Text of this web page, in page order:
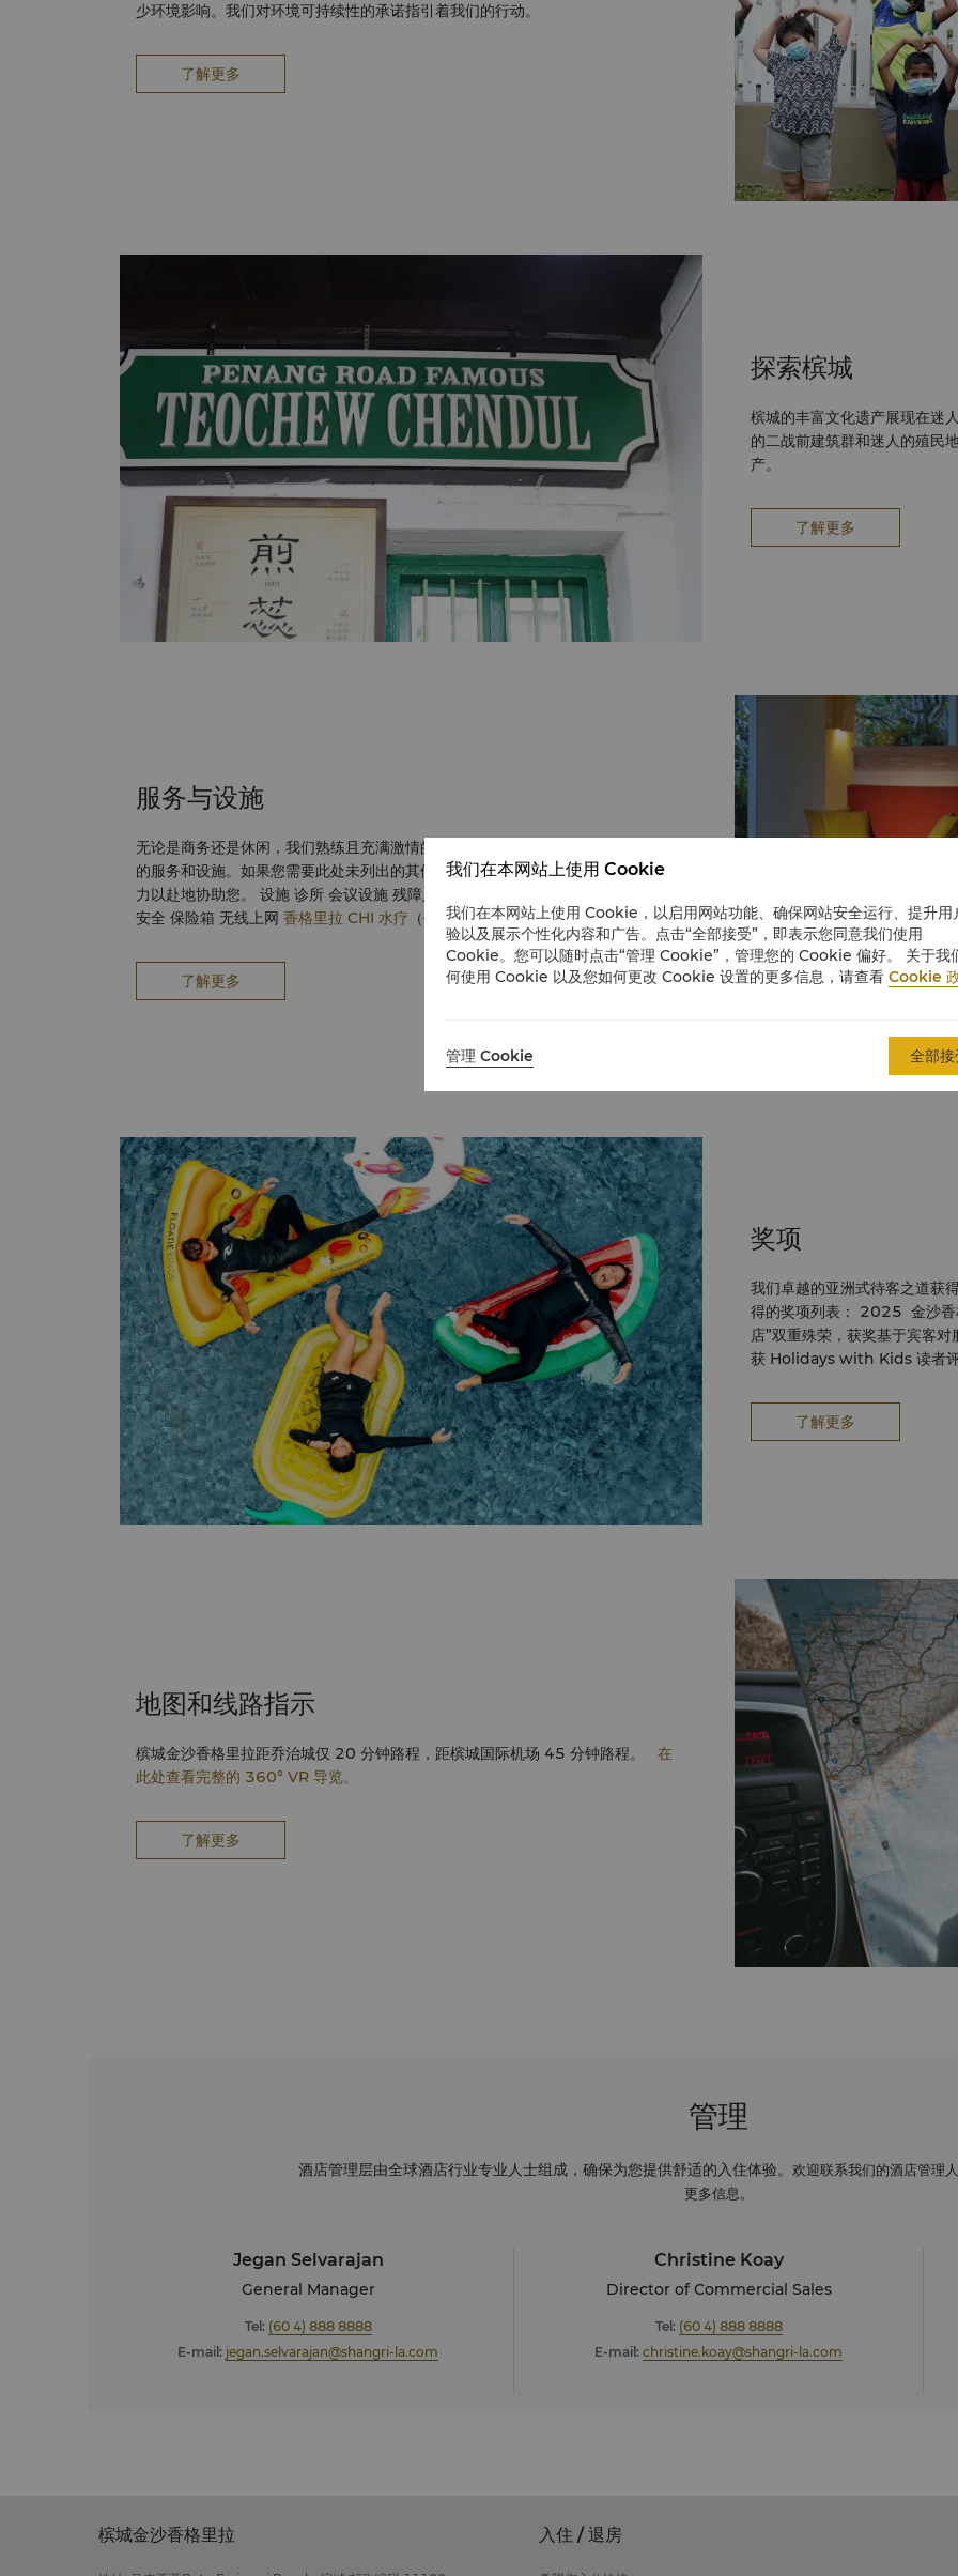
少环境影响。我们对环境可持续性的承诺指引着我们的行动。
了解更多
探索槟城
槟城的丰富文化遗产展现在迷
的二战前建筑群和迷人的殖民
产。
了解更多
服务与设施
无论是商务还是休闲，我们熟练且充满激情的团队致力于满足客人需求，提供广泛
的服务和设施。如果您需要此处未列出的其他服务，请随时与我们联系，我们将全
力以赴地协助您。 设施 诊所 会议设施 残障人士设施 主泳池和儿童泳池 停车设施
安全 保险箱 无线上网
香格里拉 CHI 水疗 （位于槟城沙洋香格里拉） 服务 快速入住
服务 101 路：Teluk Bahang 至 Weld Quay 的 槟城快捷通巴士以及 102 路：
Teluk Bahang 至机场的槟城快捷通巴士就在我们的度假酒店外停靠 餐饮 24 小时
了解更多
奖项
我们卓越的亚洲式待客之道获
得的奖项列表： 2025 金沙香格里拉大酒店荣获“明日之星”和“Trip.Best 高级酒
店”双重殊荣，获奖基于宾客
获 Holidays with Kids 读者
金沙香格里拉荣获东盟旅游
获奖时间 2024 年 1 月 金沙香格里拉荣获东盟旅游标准颁发的 2024－2026 年
度假酒店 – 获奖时间 2023 年 5 月 2022 金沙香格里拉荣获东盟旅
的 2022－2024 年度东盟绿色酒
里拉荣获 2022-2024 年度东
年 3 月 金沙香格里拉入选 2021 年 Holidays With Kids 读者选择奖十佳家庭度
假酒店 – 获奖时间 2022 年 4 月 金沙香格里拉获得旅游艺术与文化部颁
酒店认证 – 2022 年 5 月 2021 金沙香格里拉获得 Hotels.com 颁发的 2021 年
宾客喜爱奖 – 获奖时间 2021 年 8 月 金沙香格里拉获得必
(Bureau Veritas
Malaysia”安全卫生示范 标签 – 获得时
Booking.com 的 2020 年
第 10 – 获奖时间 2019 年 1 月 金沙香格里拉在 Booking.com 的 2018
评论奖中获得 8.2/10 的评分 – 2019 年 2 月 金沙香
假酒店授予的 2019 年业务发
香格里拉入选 Travel Myth 马
格里拉入选 2019 年
间 2019 年 9 月 欲知详情或其他媒体咨询，请联络我们的传媒总监： Suleiman
了解更多
地图和线路指示
槟城金沙香格里拉距乔治城仅 20 分钟路程，距槟城国际机场 45 分钟路程。 在
此处查看完整的 360° VR 导览。
了解更多
管理
酒店管理层由全球酒店行业专业人士组成，确保为您提供舒适的入住体验。 欢迎联系我们的酒店管理
更多信息。
Jegan Selvarajan
General Manager
Tel: (60 4) 888 8888
E-mail: jegan.selvarajan@shangri-la.com
Christine Koay
Director of Commercial Sales
Tel: (60 4) 888 8888
E-mail: christine.koay@shangri-la.com
槟城金沙香格里拉 入住 / 退房
我们在本网站上使用 Cookie
我们在本网站上使用 Cookie，以启用网站功能、确保网站安全运行、提升用
验以及展示个性化内容和广告。点击“全部接受”，即表示您同意我们使用
Cookie。您可以随时点击“管理 Cookie”，管理您的 Cookie 偏好。 关于我
何使用 Cookie 以及您如何更改 Cookie 设置的更多信息，请查看 Cookie
管理 Cookie 全部接